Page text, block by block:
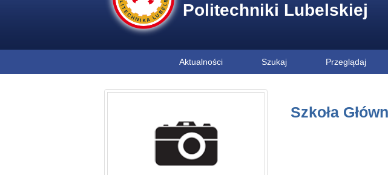
Politechniki Lubelskiej
Aktualności Szukaj Przeglądaj
Szkoła